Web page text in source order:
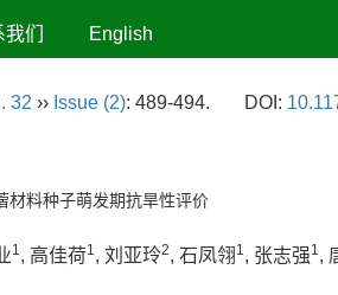
们 English
32 ›› Issue (2): 489-494. DOI:
材料种子萌发期抗旱性评价
1, 高佳荷1, 刘亚玲2, 石凤翎 1, 张志强1,